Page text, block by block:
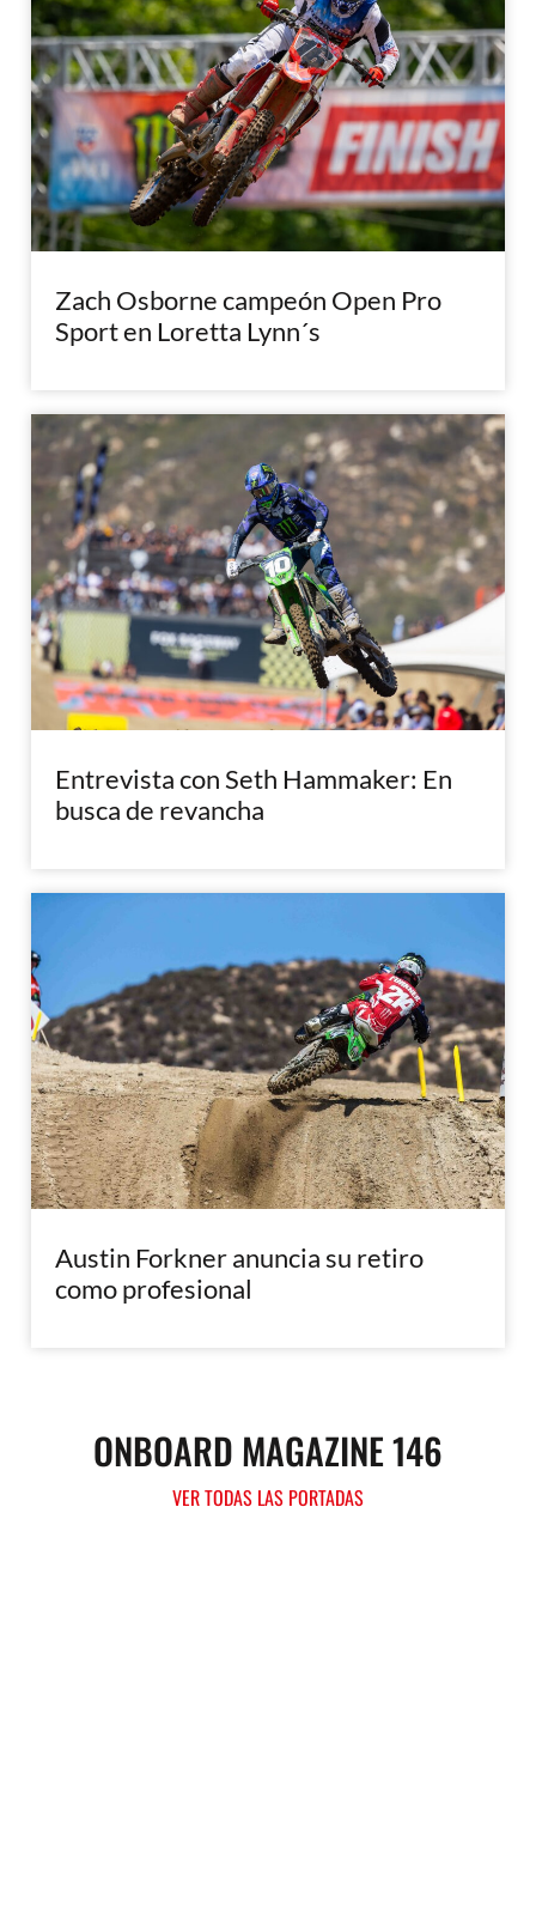
Zach Osborne campeón Open Pro
Sport en Loretta Lynn´s
Entrevista con Seth Hammaker: En
busca de revancha
Austin Forkner anuncia su retiro
como profesional
ONBOARD MAGAZINE 146
VER TODAS LAS PORTADAS